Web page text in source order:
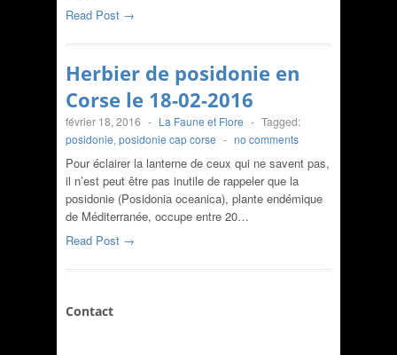
Read Post →
Herbier de posidonie en
Corse le 18-02-2016
février 18, 2016 - La Faune et Flore - Tagged:
posidonie, posidonie cap corse - no comments
Pour éclairer la lanterne de ceux qui ne savent pas,
il n’est peut être pas inutile de rappeler que la
posidonie (Posidonia oceanica), plante endémique
de Méditerranée, occupe entre 20…
Read Post →
Contact